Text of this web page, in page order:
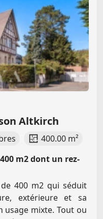
Altkirch
400.00 m²
m2 dont un rez-
400 m2 qui séduit
extérieure et sa
mixte. Tout ou